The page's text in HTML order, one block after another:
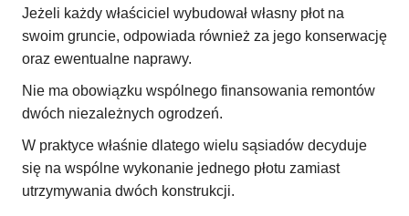
Jeżeli każdy właściciel wybudował własny płot na
swoim gruncie, odpowiada również za jego konserwację
oraz ewentualne naprawy.
Nie ma obowiązku wspólnego finansowania remontów
dwóch niezależnych ogrodzeń.
W praktyce właśnie dlatego wielu sąsiadów decyduje
się na wspólne wykonanie jednego płotu zamiast
utrzymywania dwóch konstrukcji.